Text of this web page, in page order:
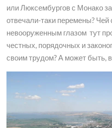
или Люксембургов с Монако
отвечали-таки перемены? Чей
невооруженным глазом тут
честных, порядочных и
своим трудом? А может быть,